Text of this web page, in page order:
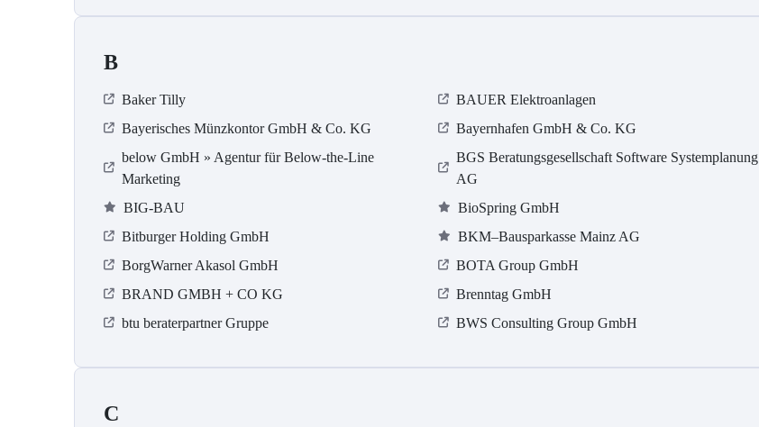
B
Baker Tilly BAUER Elektroanlagen
Bayerisches Münzkontor GmbH & Co. KG
Bayernhafen GmbH & Co. KG
below GmbH » Agentur für Below-the-Line
Marketing
BGS Beratungsgesellschaft Software Systemplanung
AG
BIG-BAU
BioSpring GmbH
Bitburger Holding GmbH
BKM–Bausparkasse Mainz AG
BorgWarner Akasol GmbH
BOTA Group GmbH
BRAND GMBH + CO KG
Brenntag GmbH
btu beraterpartner Gruppe
BWS Consulting Group GmbH
C